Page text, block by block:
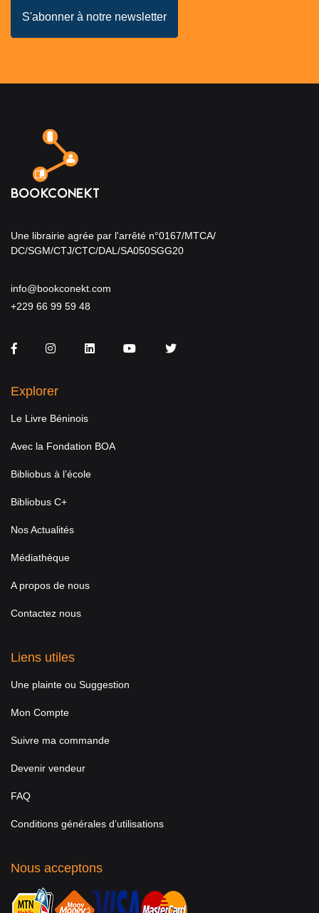
Une librairie agrée par l'arrêté n°0167/MTCA/
DC/SGM/CTJ/CTC/DAL/SA050SGG20
info@bookconekt.com
+229 66 99 59 48
FacebookInstagramLinkedInYou TubeTwitter
Explorer
Le Livre Béninois
Avec la Fondation BOA
Bibliobus à l’école
Bibliobus C+
Nos Actualités
Médiathèque
A propos de nous
Contactez nous
Liens utiles
Une plainte ou Suggestion
Mon Compte
Suivre ma commande
Devenir vendeur
FAQ
Conditions générales d’utilisations
Nous acceptons